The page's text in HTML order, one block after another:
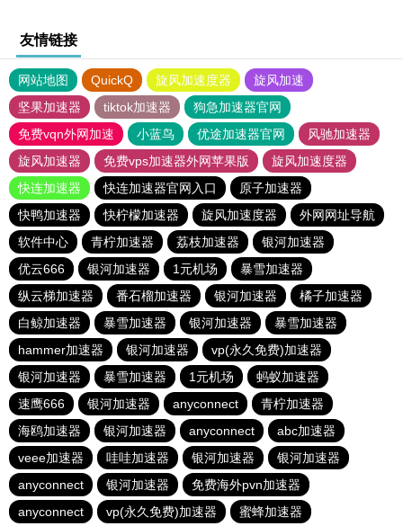
友情链接
网站地图 QuickQ 旋风加速度器
旋风加速
坚果加速器
tiktok加速器
狗急加速器官网
免费vqn外网加速
小蓝鸟 优途加速器官网
风驰加速器
旋风加速器
免费vps加速器外网苹果版
旋风加速度器
快连加速器
快连加速器官网入口
原子加速器
快鸭加速器
快柠檬加速器 旋风加速度器
外网网址导航
软件中心
青柠加速器 荔枝加速器
银河加速器
优云666
银河加速器 1元机场
暴雪加速器
纵云梯加速器
番石榴加速器 银河加速器
橘子加速器
白鲸加速器
暴雪加速器 银河加速器
暴雪加速器
hammer加速器
银河加速器
vp(永久免费)加速器
银河加速器
暴雪加速器 1元机场
蚂蚁加速器
速鹰666
银河加速器 anyconnect
青柠加速器
海鸥加速器
银河加速器 anyconnect
abc加速器
veee加速器
哇哇加速器 银河加速器
银河加速器
anyconnect
银河加速器
免费海外pvn加速器
anyconnect
vp(永久免费)加速器 蜜蜂加速器